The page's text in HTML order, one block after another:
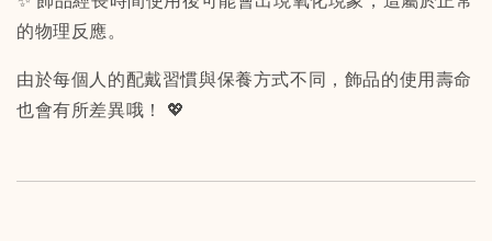
的物理反應。
由於每個人的配戴習慣與保養方式不同，飾品的使用壽命
也會有所差異哦！ 💖